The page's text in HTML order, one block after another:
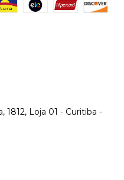
Loja 01 - Curitiba -